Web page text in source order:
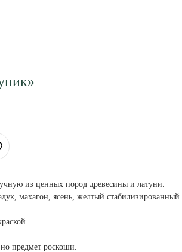
из ценных пород древесины и латуни.
махагон, ясень, желтый стабилизированный
предмет роскоши.